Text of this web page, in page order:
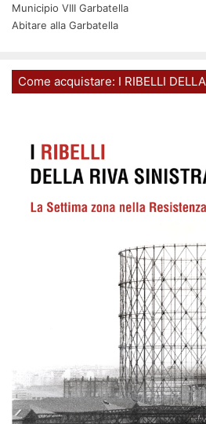
Municipio VIII Garbatella
Abitare alla Garbatella
Come acquistare: I RIBELLI